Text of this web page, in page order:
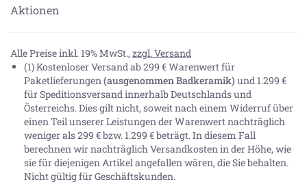
Aktionen
Alle Preise inkl. 19% MwSt., zzgl. Versand
(1) Kostenloser Versand ab 299 € Warenwert für
Paketlieferungen(ausgenommen Badkeramik) und 1.299 €
für Speditionsversand innerhalb Deutschlands und
Österreichs. Dies gilt nicht, soweit nach einem Widerruf über
einen Teil unserer Leistungen der Warenwert nachträglich
weniger als 299 € bzw. 1.299 € beträgt. In diesem Fall
berechnen wir nachträglich Versandkosten in der Höhe, wie
sie für diejenigen Artikel angefallen wären, die Sie behalten.
Nicht gültig für Geschäftskunden.